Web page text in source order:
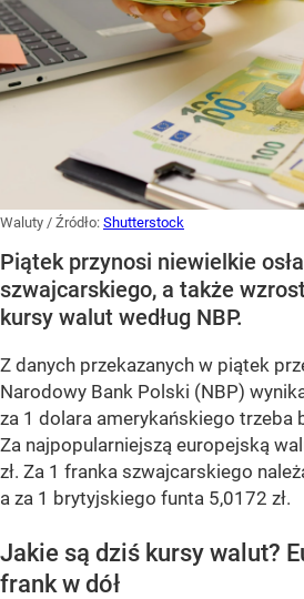
Waluty / Źródło: Shutterstock
Piątek przynosi niewielkie
szwajcarskiego, a także
kursy walut według NBP.
Z danych przekazanych w piątek
Narodowy Bank Polski (NBP)
za 1 dolara amerykańskiego trzeba
Za najpopularniejszą europejską
zł. Za 1 franka szwajcarskiego
a za 1 brytyjskiego funta 5,0172 zł.
Jakie są dziś kursy walut?
frank w dół